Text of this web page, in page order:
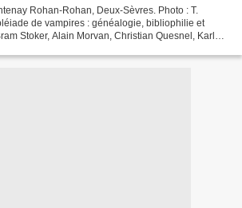
Rohan-Rohan, Deux-Sèvres. Photo : T.
de vampires : généalogie, bibliophilie et
Stoker, Alain Morvan, Christian Quesnel, Karl